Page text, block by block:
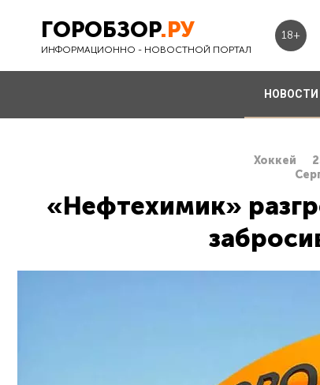
ГОРОБЗОР.РУ
ИНФОРМАЦИОННО - НОВОСТНОЙ ПОРТАЛ
18+
НОВОСТИ
Хоккей
«Нефтехимик»